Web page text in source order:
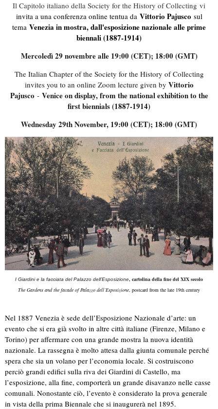
Il Capitolo italiano della Society for the History of Collecting vi
invita a una conferenza online tentua da Vittorio Pajusco sul
tema Venezia in mostra, dall'esposizione nazionale alle prime
biennali (1887-1914)
Mercoledì 29 novembre alle 19:00 (CET); 18:00 (GMT)
The Italian Chapter of the Society for the History of Collecting
invites you to an online Zoom lecture given by Vittorio
Pajusco - Venice on display, from the national exhibition to the
first biennials (1887-1914)
Wednesday 29th November, 19:00 (CET); 18:00 (GMT)
I Giardini e la facciata del Palazzo dell’Esposizione, cartolina della fine del XIX secolo
The Gardens and the facade of Palazzo dell’Esposizione , postcard from the late 19th century
Nel 1887 Venezia è sede dell’Esposizione Nazionale d’arte: un
evento che si era già svolto in altre città italiane (Firenze, Milano e
Torino) per affermare con una grande mostra la nuova identità
nazionale. La rassegna è molto attesa dalla giunta comunale perché
spera che sia un volano per l’economia locale. Si costruiscono
perciò grandi edifici sulla riva dei Giardini di Castello, ma
l’esposizione, alla fine, comporterà un grande disavanzo nelle casse
comunali. Nonostante ciò, l’evento è considerato la prova generale
in vista della prima Biennale che si inaugurerà nel 1895.